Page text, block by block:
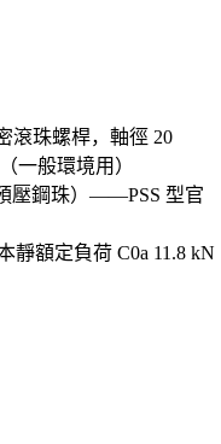
滾珠螺桿，軸徑 20
一般環境用）
壓鋼珠）——PSS 型官
靜額定負荷 C0a 11.8 kN